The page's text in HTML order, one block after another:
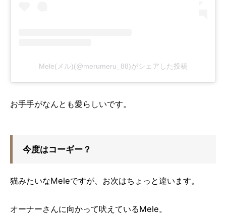
Mele(メル)(@merumeru_88)がシェアした投稿
お手手がなんとも愛らしいです。
今度はコーギー？
猫みたいなMeleですが、お次はちょっと違います。
オーナーさんに向かって吠えているMele。